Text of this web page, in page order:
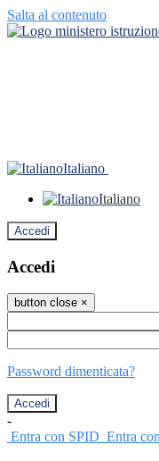
Salta al contenuto
Italiano
Italiano
Accedi
Accedi
button close ×
Password dimenticata?
-
Entra con SPID Entra